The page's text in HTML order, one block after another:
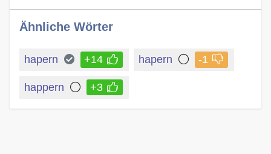
Ähnliche Wörter
hapern +14 hapern -1
happern +3